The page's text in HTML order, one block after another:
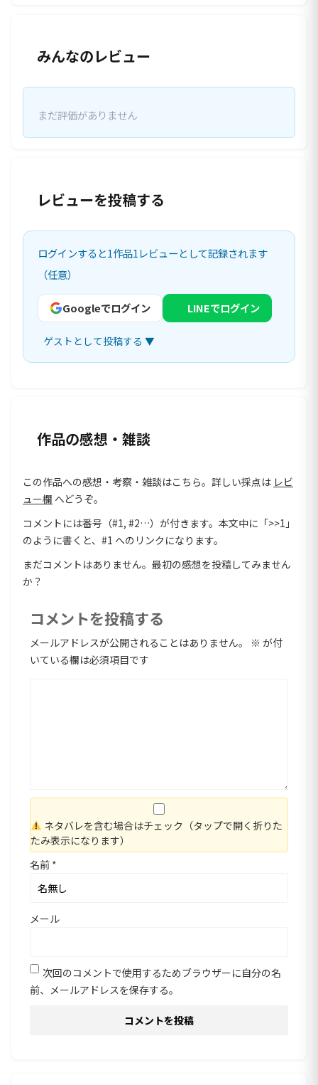
みんなのレビュー
まだ評価がありません
レビューを投稿する
ログインすると1作品1レビューとして記録されます
（任意）
Googleでログイン LINEでログイン
ゲストとして投稿する ▼
作品の感想・雑談
この作品への感想・考察・雑談はこちら。詳しい採点は レビ
ュー欄 へどうぞ。
コメントには番号（#1, #2…）が付きます。本文中に「>>1」
のように書くと、#1 へのリンクになります。
まだコメントはありません。最初の感想を投稿してみません
か？
コメントを投稿する
メールアドレスが公開されることはありません。 ※ が付
いている欄は必須項目です
ネタバレを含む場合はチェック（タップで開く折りた
たみ表示になります）
名前 *
メール
次回のコメントで使用するためブラウザーに自分の名
前、メールアドレスを保存する。